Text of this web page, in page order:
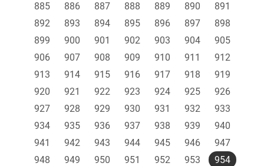
885
886 887 888 889 890
891
892
893 894 895 896 897
898
899
900 901 902 903 904
905
906
907 908 909 910 911
912
913
914 915 916 917 918
919
920
921 922 923 924 925
926
927
928 929 930 931 932
933
934
935 936 937 938 939
940
941
942 943 944 945 946
947
948
949 950 951 952 953
954